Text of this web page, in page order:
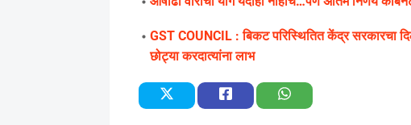
GST COUNCIL : बिकट परिस्थितित केंद्र सरकारचा
छोट्या करदात्यांना लाभ